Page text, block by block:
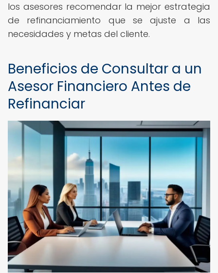
los asesores recomendar la mejor estrategia
de refinanciamiento que se ajuste a las
necesidades y metas del cliente.
Beneficios de Consultar a un
Asesor Financiero Antes de
Refinanciar